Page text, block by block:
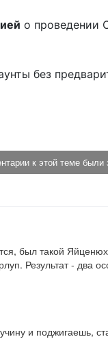
о проведении
без
к этой теме были
был такой
Результат - два
и поджигаешь,